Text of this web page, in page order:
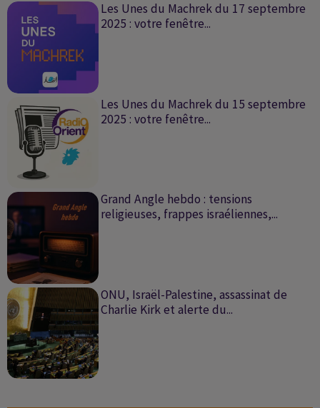
Les Unes du Machrek du 17 septembre
2025 : votre fenêtre...
Les Unes du Machrek du 15 septembre
2025 : votre fenêtre...
Grand Angle hebdo : tensions
religieuses, frappes israéliennes,...
ONU, Israël-Palestine, assassinat de
Charlie Kirk et alerte du...